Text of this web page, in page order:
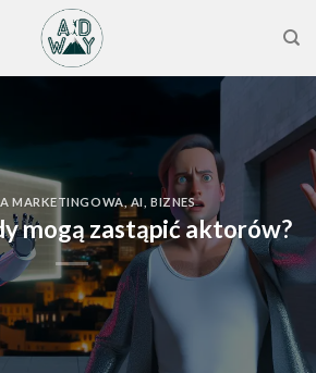
MARKETINGOWA,AI ,BIZNES
mogą zastąpić aktorów?